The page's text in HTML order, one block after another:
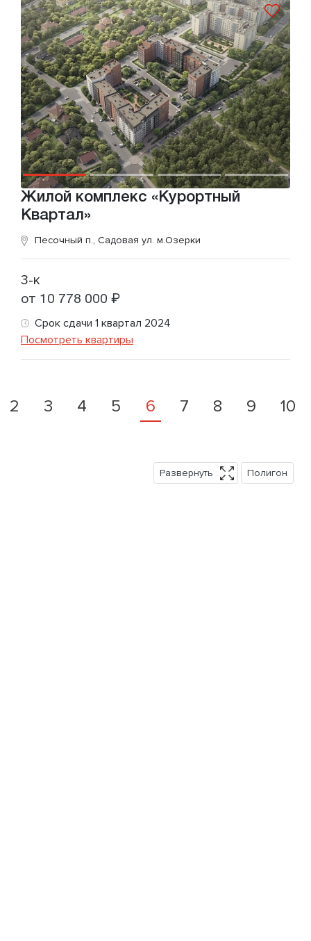
Жилой комплекс «Курортный
Квартал»
Песочный п., Садовая ул. м.Озерки
3-к
от 10 778 000 ₽
Срок сдачи 1 квартал 2024
Посмотреть квартиры
2 3 4 5 6 7 8 9 10
Развернуть Полигон